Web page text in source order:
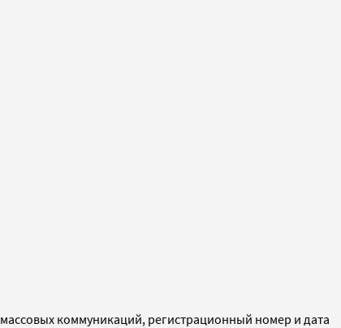
коммуникаций, регистрационный номер и дата